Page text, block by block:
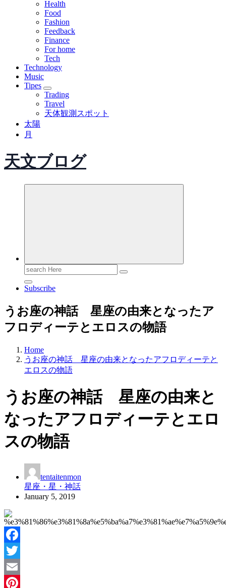
Health
Food
Fashion
Feedback
Finance
For home
Tech
Technology
Music
Tipes
Trading
Travel
天体観測スポット
太陽
月
天文ブログ
Search
for:
Subscribe
うお座の神話 星座の由来となったア
フロディーテとエロスの物語
Home
うお座の神話 星座の由来となったアフロディーテと
エロスの物語
うお座の神話 星座の由来と
なったアフロディーテとエロ
スの物語
tentaitenmon
星座・星・神話
January 5, 2019
Facebook
Twitter
Email